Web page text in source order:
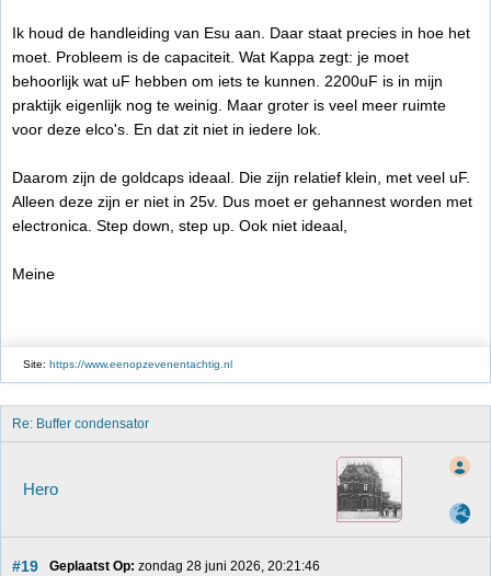
Ik houd de handleiding van Esu aan. Daar staat precies in hoe het
moet. Probleem is de capaciteit. Wat Kappa zegt: je moet
behoorlijk wat uF hebben om iets te kunnen. 2200uF is in mijn
praktijk eigenlijk nog te weinig. Maar groter is veel meer ruimte
voor deze elco's. En dat zit niet in iedere lok.
Daarom zijn de goldcaps ideaal. Die zijn relatief klein, met veel uF.
Alleen deze zijn er niet in 25v. Dus moet er gehannest worden met
electronica. Step down, step up. Ook niet ideaal,
Meine
Site: https://www.eenopzevenentachtig.nl
Re: Buffer condensator
Hero
#19 Geplaatst Op: zondag 28 juni 2026, 20:21:46